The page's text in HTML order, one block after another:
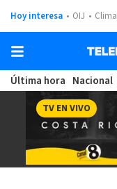
Hoy interesa OIJ Clima
Última hora Nacional
TV EN VIVO